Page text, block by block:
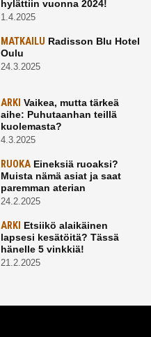
hylättiin vuonna 2024!
1.4.2025
MATKAILU Radisson Blu Hotel
Oulu
24.3.2025
ARKI Vaikea, mutta tärkeä
aihe: Puhutaanhan teillä
kuolemasta?
4.3.2025
RUOKAEineksiä ruoaksi?
Muista nämä asiat ja saat
paremman aterian
24.2.2025
ARKI Etsiikö alaikäinen
lapsesi kesätöitä? Tässä
hänelle 5 vinkkiä!
21.2.2025